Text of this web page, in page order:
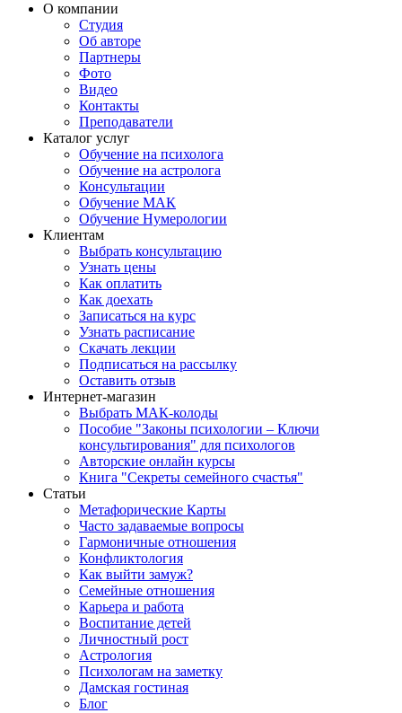
О компании
Студия
Об авторе
Партнеры
Фото
Видео
Контакты
Преподаватели
Каталог услуг
Обучение на психолога
Обучение на астролога
Консультации
Обучение МАК
Обучение Нумерологии
Клиентам
Выбрать консультацию
Узнать цены
Как оплатить
Как доехать
Записаться на курс
Узнать расписание
Скачать лекции
Подписаться на рассылку
Оставить отзыв
Интернет-магазин
Выбрать МАК-колоды
Пособие "Законы психологии – Ключи
консультирования" для психологов
Авторские онлайн курсы
Книга "Секреты семейного счастья"
Статьи
Метафорические Карты
Часто задаваемые вопросы
Гармоничные отношения
Конфликтология
Как выйти замуж?
Семейные отношения
Карьера и работа
Воспитание детей
Личностный рост
Астрология
Психологам на заметку
Дамская гостиная
Блог